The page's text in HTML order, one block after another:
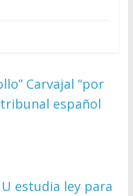
Carvajal “por
español
estudia ley para